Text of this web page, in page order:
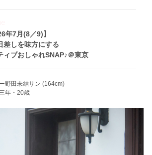
年7月(8／9)】
差しを味方にする
ィブおしゃれSNAP♪＠東京
野田未結サン (164cm)
年・20歳